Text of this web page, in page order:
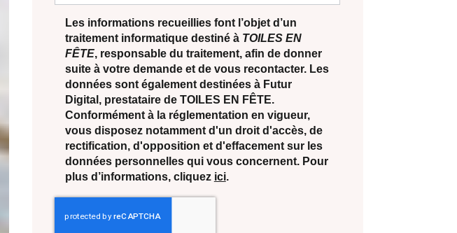
Les informations recueillies font l’objet d’un
traitement informatique destiné àTOILES EN
FÊTE, responsable du traitement, afin de donner
suite à votre demande et de vous recontacter. Les
données sont également destinées à Futur
Digital, prestataire de TOILES EN FÊTE.
Conformément à la réglementation en vigueur,
vous disposez notamment d'un droit d'accès, de
rectification, d'opposition et d'effacement sur les
données personnelles qui vous concernent. Pour
plus d’informations, cliquez ici.